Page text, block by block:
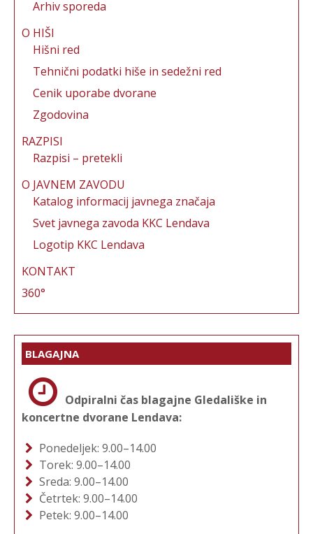
Arhiv sporeda
O HIŠI
Hišni red
Tehnični podatki hiše in sedežni red
Cenik uporabe dvorane
Zgodovina
RAZPISI
Razpisi – pretekli
O JAVNEM ZAVODU
Katalog informacij javnega značaja
Svet javnega zavoda KKC Lendava
Logotip KKC Lendava
KONTAKT
360°
BLAGAJNA
Odpiralni čas blagajne Gledališke in
koncertne dvorane Lendava:
Ponedeljek: 9.00–14.00
Torek: 9.00–14.00
Sreda: 9.00–14.00
Četrtek: 9.00–14.00
Petek: 9.00–14.00